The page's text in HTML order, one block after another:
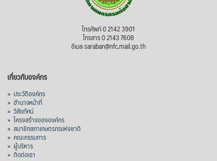
โทรศัพท์ 0 2142 3901
โทรสาร 0 2143 7608
อีเมล saraban@nfc.mail.go.th
เกี่ยวกับองค์กร
» ประวัติองค์กร
» อำนาจหน้าที่
» วิสัยทัศน์
» โครงสร้างขององค์กร
» สมาชิกสภาเกษตรกรแห่งชาติ
» คณะกรรมการ
» ผู้บริหาร
» ติดต่อเรา